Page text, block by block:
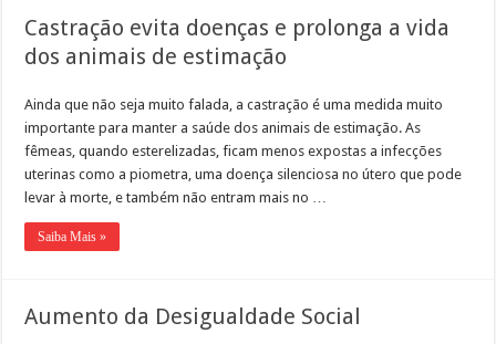
Castração evita doenças e prolonga a vida
dos animais de estimação
Ainda que não seja muito falada, a castração é uma medida muito
importante para manter a saúde dos animais de estimação. As
fêmeas, quando esterelizadas, ficam menos expostas a infecções
uterinas como a piometra, uma doença silenciosa no útero que pode
levar à morte, e também não entram mais no …
Saiba Mais »
Aumento da Desigualdade Social